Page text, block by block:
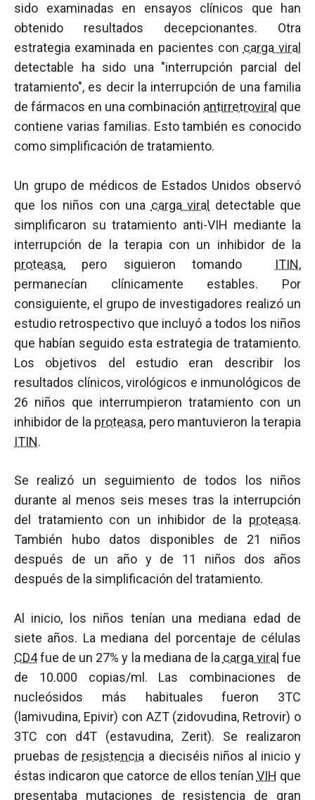
sido examinadas en ensayos clínicos que han
obtenido resultados decepcionantes. Otra
estrategia examinada en pacientes con carga viral
detectable ha sido una "interrupción parcial del
tratamiento", es decir la interrupción de una familia
de fármacos en una combinación antirretroviral que
contiene varias familias. Esto también es conocido
como simplificación de tratamiento.
Un grupo de médicos de Estados Unidos observó
que los niños con una carga viral
detectable que
simplificaron su tratamiento anti-VIH mediante la
interrupción de la terapia con un inhibidor de la
proteasa, pero siguieron tomando ITIN,
permanecían clínicamente estables. Por
consiguiente, el grupo de investigadores realizó un
estudio retrospectivo que incluyó a todos los niños
que habían seguido esta estrategia de tratamiento.
Los objetivos del estudio eran describir los
resultados clínicos, virológicos e inmunológicos de
26 niños que interrumpieron tratamiento con un
inhibidor de la proteasa, pero mantuvieron la terapia
ITIN.
Se realizó un seguimiento de todos los niños
durante al menos seis meses tras la interrupción
del tratamiento con un inhibidor de la proteasa.
También hubo datos disponibles de 21 niños
después de un año y de 11 niños dos años
después de la simplificación del tratamiento.
Al inicio, los niños tenían una mediana edad de
siete años. La mediana del porcentaje de células
CD4fue de un 27% y la mediana de la carga viral fue
de 10.000 copias/ml. Las combinaciones de
nucleósidos más habituales fueron 3TC
(lamivudina, Epivir) con AZT (zidovudina, Retrovir) o
3TC con d4T (estavudina, Zerit). Se realizaron
pruebas de resistencia a dieciséis niños al inicio y
éstas indicaron que catorce de ellos tenían VIH que
presentaba mutaciones de resistencia de gran